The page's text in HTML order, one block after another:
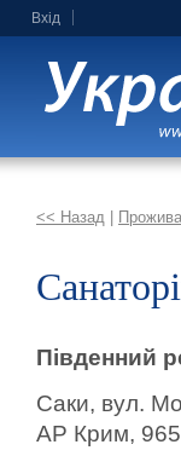
Вхід
<< Назад
Південний
Саки, вул.
АР Крим,